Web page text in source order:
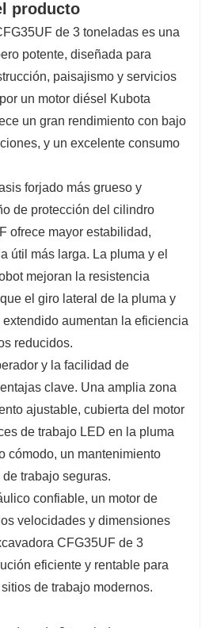
producto
de 3 toneladas es una
potente, diseñada para
paisajismo y servicios
un motor diésel Kubota
un gran rendimiento con bajo
y un excelente consumo
forjado más grueso y
de protección del cilindro
ofrece mayor estabilidad,
útil más larga. La pluma y el
mejoran la resistencia
el giro lateral de la pluma y
aumentan la eficiencia
reducidos.
y la facilidad de
clave. Una amplia zona
ajustable, cubierta del motor
de trabajo LED en la pluma
cómodo, un mantenimiento
trabajo seguras.
confiable, un motor de
velocidades y dimensiones
CFG35UF de 3
eficiente y rentable para
de trabajo modernos.